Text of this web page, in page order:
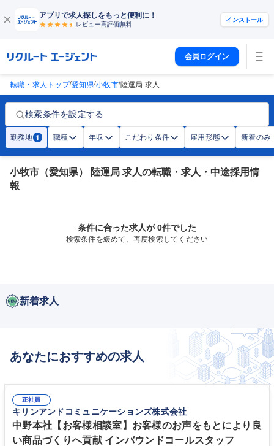
アプリで求人探しをもっと便利に！
レビュー高評価無料
インストール
会員ログイン
転職・求人トップ/愛知県/小牧市/陸運局 求人
検索条件を設定する
勤務地 1 職種 年収 こだわり条件 雇用形態 新着のみ
小牧市（愛知県） 陸運局 求人の転職・求人・中途採用情
報
条件に合った求人が 0件でした
検索条件を緩めて、再度検索してください
新着求人
あなたにおすすめの求人
正社員
キリンアンドコミュニケーションズ株式会社
中野本社【お客様相談室】お客様のお声をもとにより良
い商品づくりへ貢献 インバウンドコールスタッフ